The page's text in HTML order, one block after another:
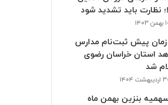
نظارت باید تشدید شود
۱۴۰۳
پیش ثبت‌نام مدارس
استان خراسان رضوی
شد
۱۴۰۴
بنزین بهمن ماه